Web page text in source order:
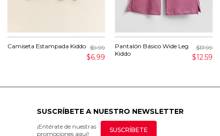
Camiseta Estampada Kiddo $9.99
$6.99
Pantalón Básico Wide Leg
Kiddo
$17.99
$12.59
SUSCRÍBETE A NUESTRO NEWSLETTER
¡Entérate de nuestras
promociones aquí!
SUSCRÍBETE